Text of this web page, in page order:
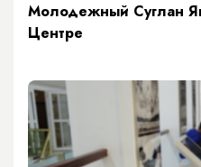
Молодежный Суглан
Центре